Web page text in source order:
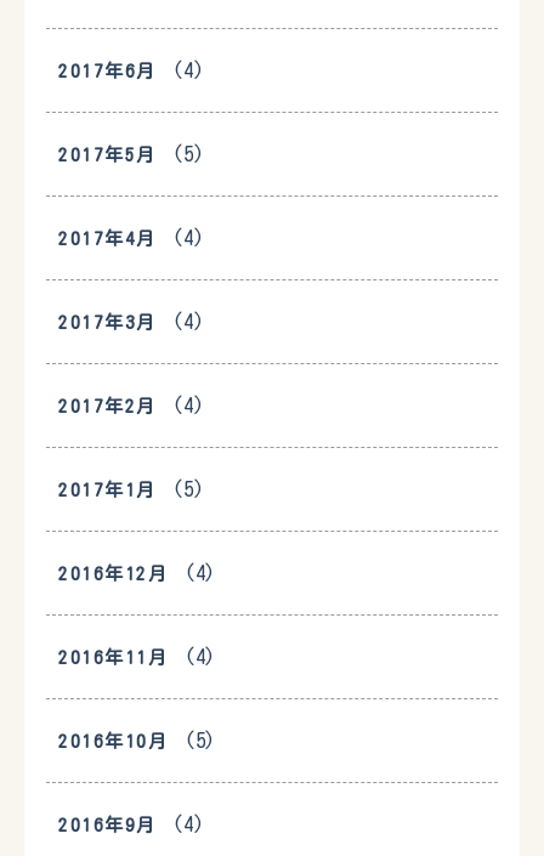
2017年6月 (4)
2017年5月 (5)
2017年4月 (4)
2017年3月 (4)
2017年2月 (4)
2017年1月 (5)
2016年12月 (4)
2016年11月 (4)
2016年10月 (5)
2016年9月 (4)